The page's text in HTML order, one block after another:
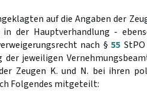
auf die Angaben der
der Hauptverhandlung -
nach §55
jeweiligen
Zeugen K. und N. bei ihren
Folgendes mitgeteilt: